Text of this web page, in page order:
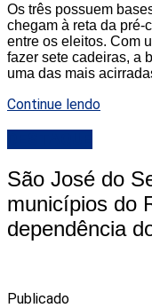
Os três possuem
chegam à reta da pré-
entre os eleitos. Com
fazer sete cadeiras, a
uma das mais
Continue lendo
São José do
municípios do
dependência
Publicado